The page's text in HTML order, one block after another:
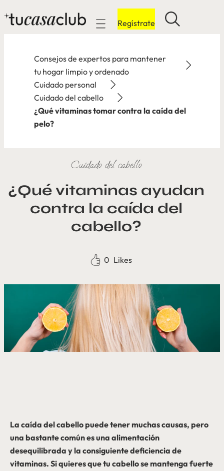
Mobile navigation
Regístrate
Consejos de expertos para mantener
tu hogar limpio y ordenado
Cuidado personal
Cuidado del cabello
¿Qué vitaminas tomar contra la caída del
pelo?
Cuidado del cabello
¿Qué vitaminas ayudan
contra la caída del
cabello?
0 Likes
La caída del cabello puede tener muchas causas, pero
una bastante común es una alimentación
desequilibrada y la consiguiente deficiencia de
vitaminas. Si quieres que tu cabello se mantenga fuerte